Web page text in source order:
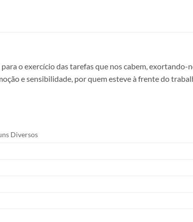
o exercício das tarefas que nos cabem,
e sensibilidade, por quem esteve à frente do
Diversos